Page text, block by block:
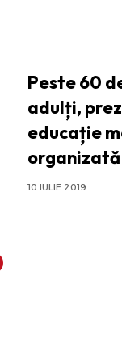
Peste 60
adulți,
educație
organizată
10 IULIE 2019